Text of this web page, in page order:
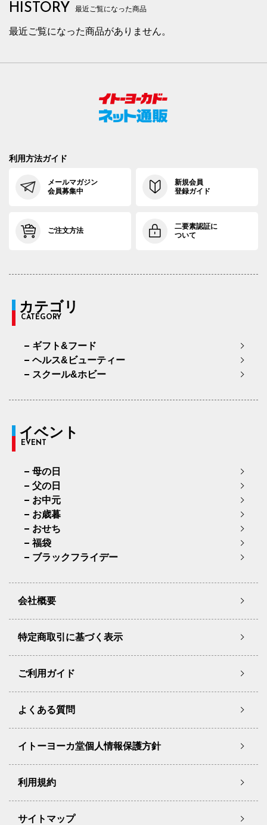
HISTORY 最近ご覧になった商品
最近ご覧になった商品がありません。
利用方法ガイド
メールマガジン
会員募集中
新規会員
登録ガイド
ご注文方法
二要素認証に
ついて
カテゴリ
CATEGORY
ギフト&フード
ヘルス&ビューティー
スクール&ホビー
イベント
EVENT
母の日
父の日
お中元
お歳暮
おせち
福袋
ブラックフライデー
会社概要
特定商取引に基づく表示
ご利用ガイド
よくある質問
イトーヨーカ堂個人情報保護方針
利用規約
サイトマップ